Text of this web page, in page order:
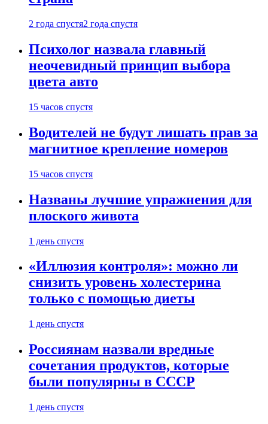
2 года спустя2 года спустя
Психолог назвала главный
неочевидный принцип выбора
цвета авто
15 часов спустя
Водителей не будут лишать прав за
магнитное крепление номеров
15 часов спустя
Названы лучшие упражнения для
плоского живота
1 день спустя
«Иллюзия контроля»: можно ли
снизить уровень холестерина
только с помощью диеты
1 день спустя
Россиянам назвали вредные
сочетания продуктов, которые
были популярны в СССР
1 день спустя